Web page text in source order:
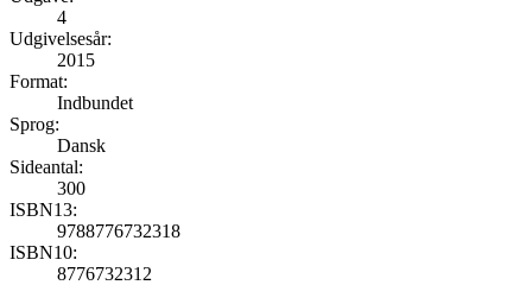
4
Udgivelsesår:
2015
Format:
Indbundet
Sprog:
Dansk
Sideantal:
300
ISBN13:
9788776732318
ISBN10:
8776732312